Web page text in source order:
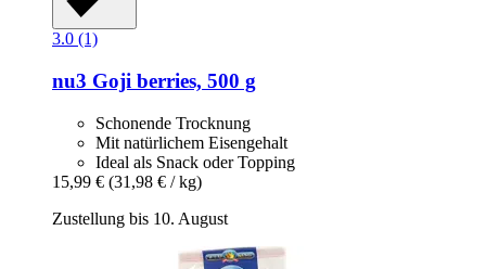
3.0 (1)
nu3 Goji berries, 500 g
Schonende Trocknung
Mit natürlichem Eisengehalt
Ideal als Snack oder Topping
15,99 € (31,98 € / kg)
Zustellung bis 10. August